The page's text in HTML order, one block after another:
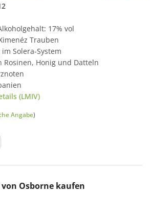
17% vol
Trauben
Solera-System
Rosinen, Honig und Datteln
(LMIV)
Angabe)
Osborne kaufen